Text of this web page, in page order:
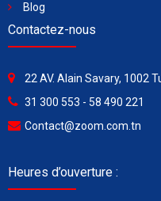
Blog
Contactez-nous
22 AV. Alain Savary, 1002
31 300 553 - 58 490 221
Contact@zoom.com.tn
Heures d’ouverture :